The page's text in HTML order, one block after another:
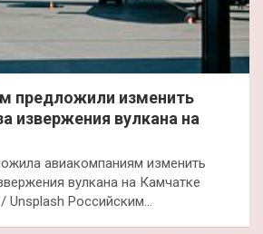
предложили изменить
извержения вулкана на
авиакомпаниям изменить
вулкана на Камчатке
Unsplash Российским…